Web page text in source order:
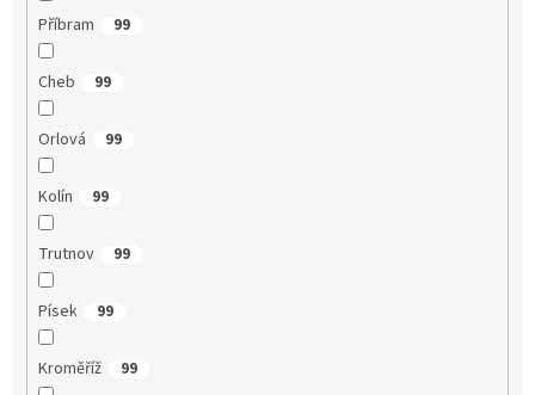
Příbram 99
Cheb 99
Orlová 99
Kolín 99
Trutnov 99
Písek 99
Kroměříž 99